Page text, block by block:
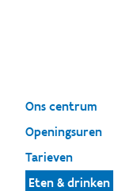
Ons centrum
Openingsuren
Tarieven
Eten & drinken